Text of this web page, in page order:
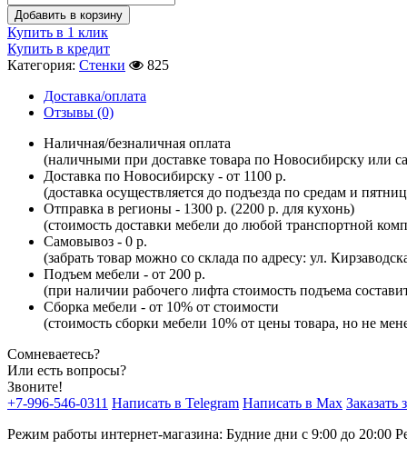
Добавить в корзину
Купить в 1 клик
Купить в кредит
Категория: Стенки
825
Доставка/оплата
Отзывы (0)
Наличная/безналичная оплата
(наличными при доставке товара по Новосибирску или
Доставка по Новосибирску - от 1100 р.
(доставка осуществляется до подъезда по средам и
Отправка в регионы - 1300 р. (2200 р. для кухонь)
(стоимость доставки мебели до любой транспортной
Самовывоз - 0 р.
(забрать товар можно со склада по адресу: ул.
Подъем мебели - от 200 р.
(при наличии рабочего лифта стоимость подъема
Сборка мебели - от 10% от стоимости
(стоимость сборки мебели 10% от цены товара, но не
Сомневаетесь?
Или есть вопросы?
Звоните!
+7-996-546-0311 Написать в Telegram Написать в Max Заказать
Режим работы интернет-магазина: Будние дни с 9:00 до 20:00